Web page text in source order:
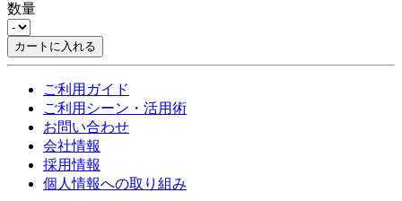
数量
カートに入れる
ご利用ガイド
ご利用シーン・活用術
お問い合わせ
会社情報
採用情報
個人情報への取り組み